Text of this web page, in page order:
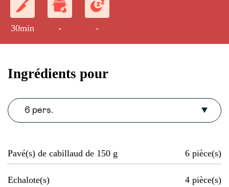
30min - -
Ingrédients pour
6 pers.
Pavé(s) de cabillaud de 150 g 6 pièce(s)
Echalote(s) 4 pièce(s)